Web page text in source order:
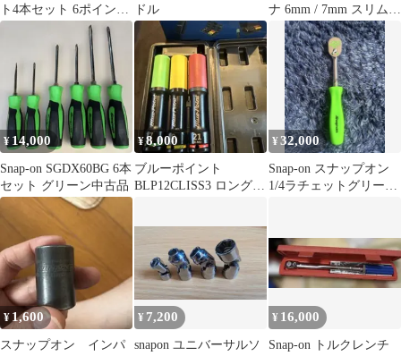
ト4本セット 6ポイント
差込角1/2
ドル
ナ 6mm / 7mm スリムラ
イン
¥ 14,000
Snap-on SGDX60BG 6本
セット グリーン中古品
¥8,000
ブルーポイント
BLP12CLISS3 ロングイ
¥32,000
Snap-on スナップオン
1/4ラチェットグリー
¥ 1,600
スナップオン インパ
¥ 7,200
snapon ユニバーサルソ
¥ 16,000
Snap-on トルクレンチ